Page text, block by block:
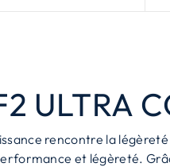
ULTRA
rencontre la
et légèreté.